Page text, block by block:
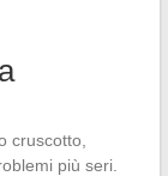
cruscotto,
più seri.